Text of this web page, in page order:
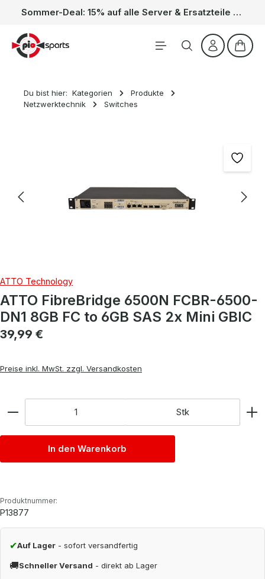
Zum Hauptinhalt springen Sommer-Deal: 15% auf alle Server & Ersatzteile – Kein Code nötig, der Rabatt wird automatisch im Warenkorb abgezogen. Gültig vom 01.06. bis 31.08.
Du bist hier: Kategorien
Produkte
Netzwerktechnik
Switches
ATTO Technology
ATTO FibreBridge 6500N FCBR-6500-
DN1 8GB FC to 6GB SAS 2x Mini GBIC
Regulärer Preis:
39,99 €
Preise inkl. MwSt. zzgl. Versandkosten
Stk
In den Warenkorb
Produktnummer:
P13877
✔Auf Lager - sofort versandfertig
🚚Schneller Versand - direkt ab Lager